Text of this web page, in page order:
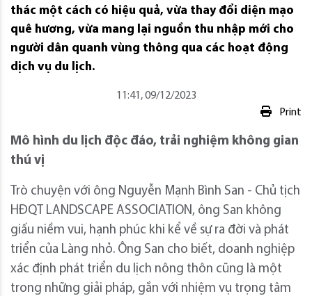
thác một cách có hiệu quả, vừa thay đổi diện mạo
quê hương, vừa mang lại nguồn thu nhập mới cho
người dân quanh vùng thông qua các hoạt động
dịch vụ du lịch.
11:41, 09/12/2023
Print
Mô hình du lịch độc đáo, trải nghiệm không gian
thú vị
Trò chuyện với ông Nguyễn Mạnh Bình San - Chủ tịch
HĐQT LANDSCAPE ASSOCIATION, ông San không
giấu niềm vui, hạnh phúc khi kể về sự ra đời và phát
triển của Làng nhỏ. Ông San cho biết, doanh nghiệp
xác định phát triển du lịch nông thôn cũng là một
trong những giải pháp, gắn với nhiệm vụ trọng tâm